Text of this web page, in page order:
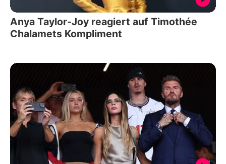
Anya Taylor-Joy reagiert auf Timothée
Chalamets Kompliment